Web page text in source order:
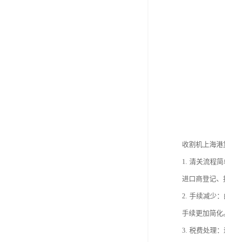
收割机上海港
1. 清关流程
进口商登记、
2. 手续减少
手续更加简化
3. 税费处理